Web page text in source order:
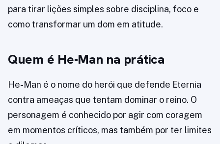
para tirar lições simples sobre disciplina, foco e
como transformar um dom em atitude.
Quem é He-Man na prática
He-Man é o nome do herói que defende Eternia
contra ameaças que tentam dominar o reino. O
personagem é conhecido por agir com coragem
em momentos críticos, mas também por ter limites